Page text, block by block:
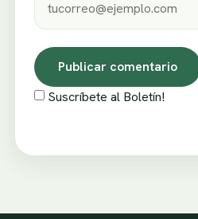
Suscríbete al Boletín!